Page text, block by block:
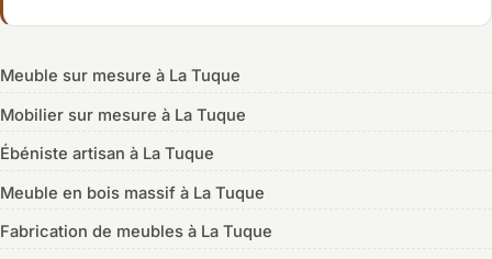
Meuble sur mesure à La Tuque
Mobilier sur mesure à La Tuque
Ébéniste artisan à La Tuque
Meuble en bois massif à La Tuque
Fabrication de meubles à La Tuque